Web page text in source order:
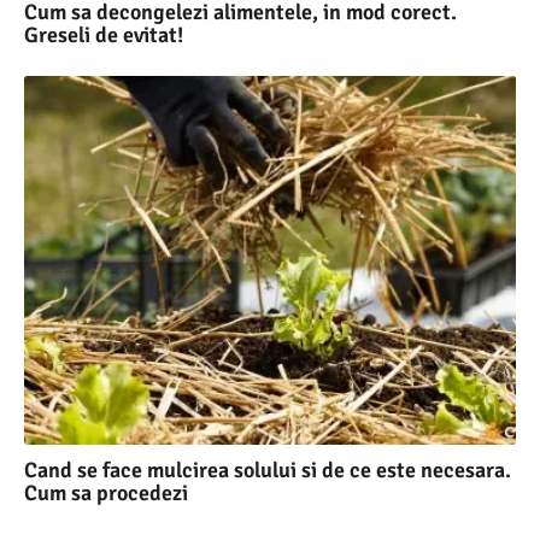
Cum sa decongelezi alimentele, in mod corect.
Greseli de evitat!
Cand se face mulcirea solului si de ce este necesara.
Cum sa procedezi